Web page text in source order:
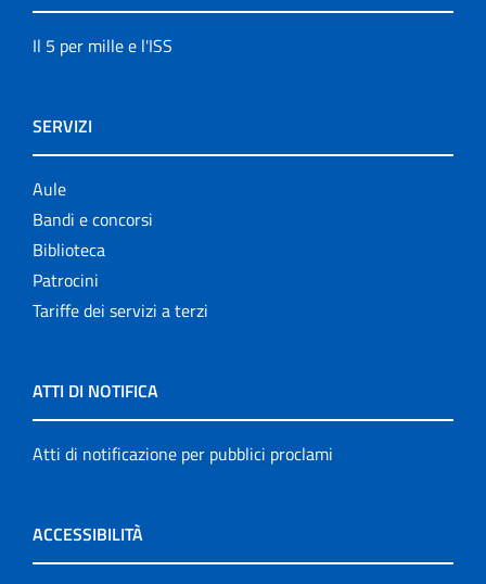
Il 5 per mille e l'ISS
SERVIZI
Aule
Bandi e concorsi
Biblioteca
Patrocini
Tariffe dei servizi a terzi
ATTI DI NOTIFICA
Atti di notificazione per pubblici proclami
ACCESSIBILITÀ